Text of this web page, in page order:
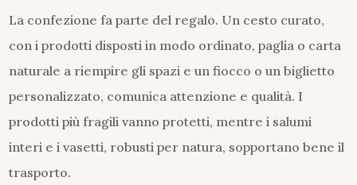
La confezione fa parte del regalo. Un cesto curato,
con i prodotti disposti in modo ordinato, paglia o carta
naturale a riempire gli spazi e un fiocco o un biglietto
personalizzato, comunica attenzione e qualità. I
prodotti più fragili vanno protetti, mentre i salumi
interi e i vasetti, robusti per natura, sopportano bene il
trasporto.